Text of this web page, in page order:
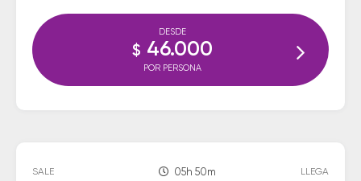
DESDE
$ 46.000
POR PERSONA
SALE 05h 50m LLEGA